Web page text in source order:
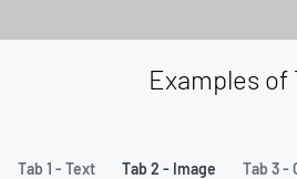
Examples of
Tab 1 - Text Tab 2 - Image Tab 3 -